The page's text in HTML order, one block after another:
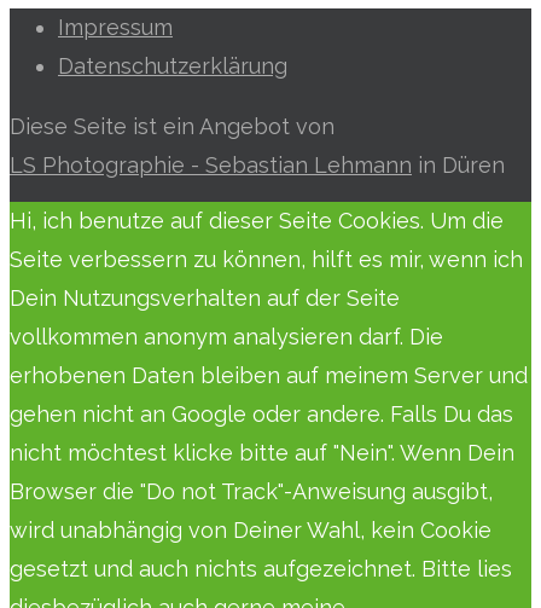
Impressum
Datenschutzerklärung
Diese Seite ist ein Angebot von
LS Photographie - Sebastian Lehmann in Düren
Hi, ich benutze auf dieser Seite Cookies. Um die
Seite verbessern zu können, hilft es mir, wenn ich
Dein Nutzungsverhalten auf der Seite
vollkommen anonym analysieren darf. Die
erhobenen Daten bleiben auf meinem Server und
gehen nicht an Google oder andere. Falls Du das
nicht möchtest klicke bitte auf "Nein". Wenn Dein
Browser die "Do not Track"-Anweisung ausgibt,
wird unabhängig von Deiner Wahl, kein Cookie
gesetzt und auch nichts aufgezeichnet. Bitte lies